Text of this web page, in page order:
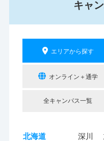
キャ
エリアから探す
オンライン＋通学
全キャンパス一覧
北海道 深川